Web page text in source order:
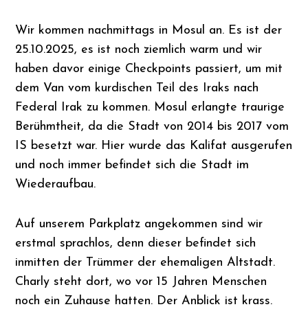
Wir kommen nachmittags in Mosul an. Es ist der
25.10.2025, es ist noch ziemlich warm und wir
haben davor einige Checkpoints passiert, um mit
dem Van vom kurdischen Teil des Iraks nach
Federal Irak zu kommen. Mosul erlangte traurige
Berühmtheit, da die Stadt von 2014 bis 2017 vom
IS besetzt war. Hier wurde das Kalifat ausgerufen
und noch immer befindet sich die Stadt im
Wiederaufbau.
Auf unserem Parkplatz angekommen sind wir
erstmal sprachlos, denn dieser befindet sich
inmitten der Trümmer der ehemaligen Altstadt.
Charly steht dort, wo vor 15 Jahren Menschen
noch ein Zuhause hatten. Der Anblick ist krass.